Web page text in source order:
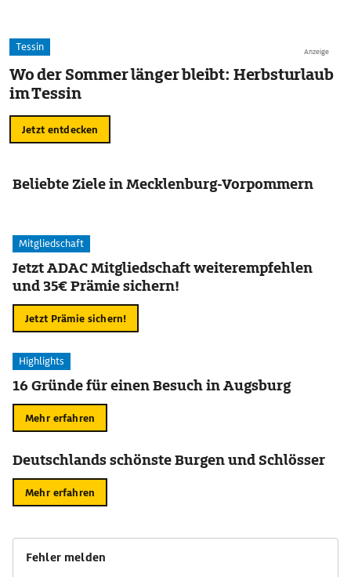
Anzeige
Tessin
Wo der Sommer länger bleibt: Herbsturlaub
im Tessin
Jetzt entdecken
Beliebte Ziele in Mecklenburg-Vorpommern
Mitgliedschaft
Jetzt ADAC Mitgliedschaft weiterempfehlen
und 35€ Prämie sichern!
Jetzt Prämie sichern!
Highlights
16 Gründe für einen Besuch in Augsburg
Mehr erfahren
Deutschlands schönste Burgen und Schlösser
Mehr erfahren
Fehler melden